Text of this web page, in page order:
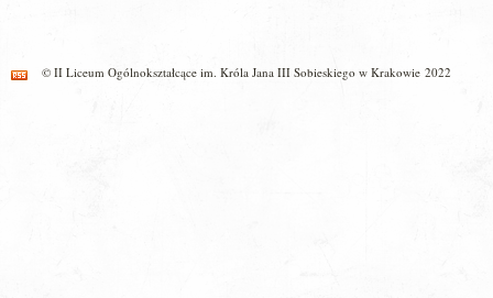
© II Liceum Ogólnokształcące im. Króla Jana III Sobieskiego w Krakowie 2022